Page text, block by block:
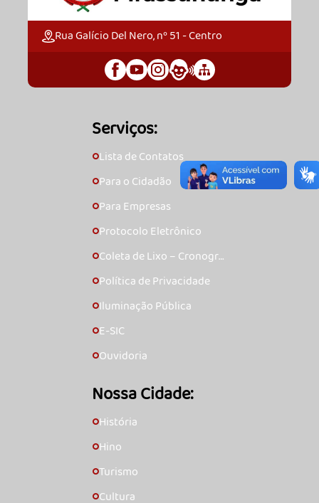
Rua Galício Del Nero, nº 51 - Centro
Serviços:
🞇Lista de Contatos
🞇Para o Cidadão
🞇Para Empresas
🞇Protocolo Eletrônico
🞇Coleta de Lixo – Cronogra
🞇Política de Privacidade
🞇Iluminação Pública
🞇E-SIC
🞇Ouvidoria
Nossa Cidade:
🞇História
🞇Hino
🞇Turismo
🞇Cultura